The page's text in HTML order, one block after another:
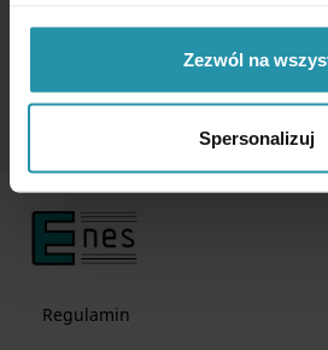
Zezwól na
Spersonalizuj
Haczyk wykonany ze stali, ocynkowany, z
zastosowania w uchwytach magnetycznych.
Regulamin